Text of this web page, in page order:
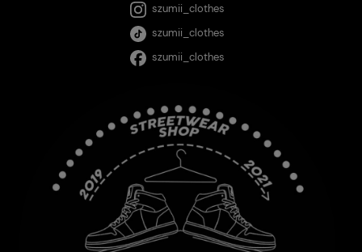
szumii_clothes
szumii_clothes
szumii_clothes